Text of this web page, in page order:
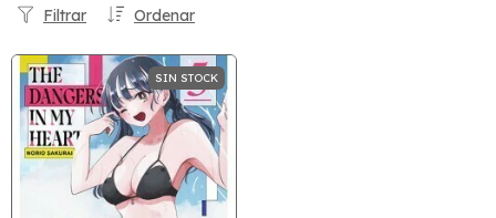
Ordenar
Filtrar
SIN STOCK